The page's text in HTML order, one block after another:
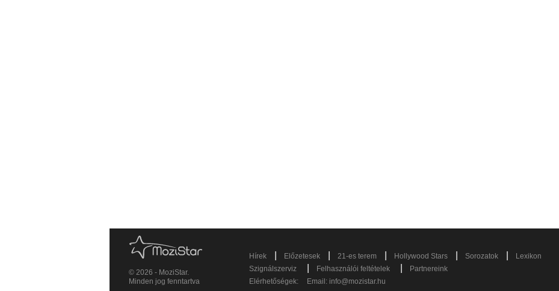
© 2026 - MoziStar.
Minden jog fenntartva
Hírek Előzetesek 21-es terem Hollywood Stars Sorozatok
Lexikon
Szignálszerviz
Felhasználói feltételek
Partnereink
Elérhetőségek:
Email: info@mozistar.hu